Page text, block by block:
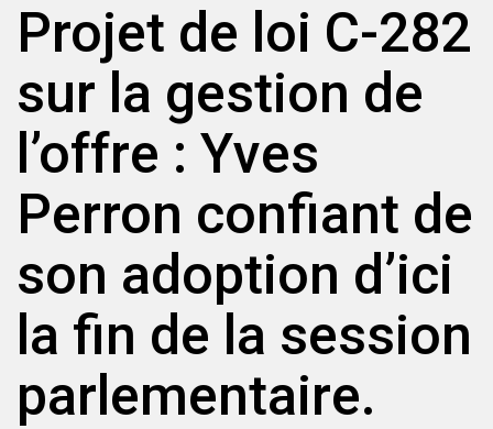
Projet de loi C-282
sur la gestion de
l’offre : Yves
Perron confiant de
son adoption d’ici
la fin de la session
parlementaire.